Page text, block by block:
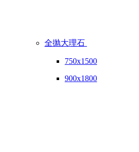
全抛大理石
750x1500
900x1800